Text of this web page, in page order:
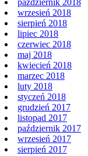
październik 2018
wrzesień 2018
sierpień 2018
lipiec 2018
czerwiec 2018
maj 2018
kwiecień 2018
marzec 2018
luty 2018
styczeń 2018
grudzień 2017
listopad 2017
październik 2017
wrzesień 2017
sierpień 2017